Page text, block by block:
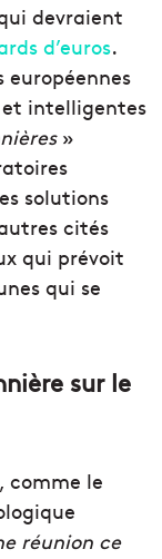
devraient
d’euros.
européennes
intelligentes
»
solutions
cités
qui prévoit
qui se
sur le
comme le
réunion ce